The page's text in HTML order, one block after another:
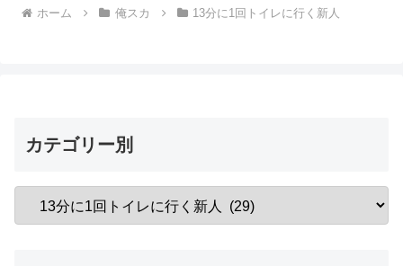
ホーム 俺スカ 13分に1回トイレに行く新人
カテゴリー別